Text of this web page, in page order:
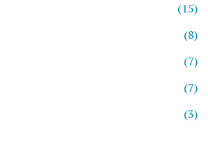
(15)
(8)
(7)
(7)
(3)